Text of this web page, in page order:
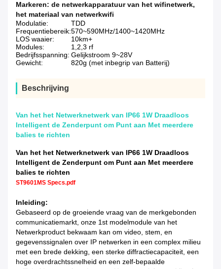
Markeren: de netwerkapparatuur van het wifinetwerk,
het materiaal van netwerkwifi
Modulatie:
TDD
Frequentiebereik:570~590MHz/1400~1420MHz
LOS waaier:
10km+
Modules:
1,2,3 rf
Bedrijfsspanning: Gelijkstroom 9~28V
Gewicht:
820g (met inbegrip van Batterij)
Beschrijving
Van het het Netwerknetwerk van IP66 1W Draadloos
Intelligent de Zenderpunt om Punt aan Met meerdere
balies te richten
Van het het Netwerknetwerk van IP66 1W Draadloos
Intelligent de Zenderpunt om Punt aan Met meerdere
balies te richten
ST9601MS Specs.pdf
Inleiding:
Gebaseerd op de groeiende vraag van de merkgebonden
communicatiemarkt, onze 1st modelmodule van het
Netwerkproduct bekwaam kan om video, stem, en
gegevenssignalen over IP netwerken in een complex milieu
met een brede dekking, een sterke diffractiecapaciteit, een
hoge overdrachtssnelheid en een zelf-bepaalde